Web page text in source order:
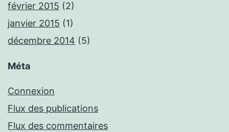
février 2015 (2)
janvier 2015 (1)
décembre 2014 (5)
Méta
Connexion
Flux des publications
Flux des commentaires